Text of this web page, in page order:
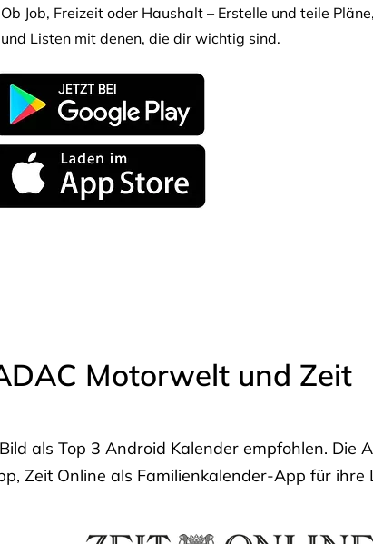
Ob Job, Freizeit oder Haushalt – Erstelle und teile
und Listen mit denen, die dir wichtig sind.
Motorwelt und Zeit
als Top 3 Android Kalender empfohlen. Die
Zeit Online als Familienkalender-App für ihre